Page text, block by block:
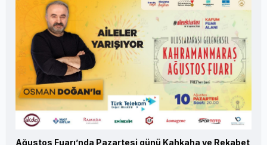
Ağustos Fuarı’nda Pazartesi günü Kahkaha ve Rekabet